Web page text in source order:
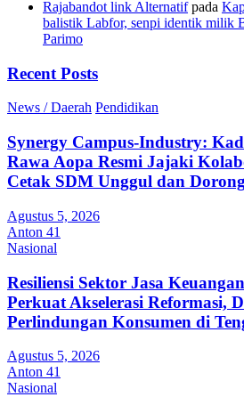
Rajabandot link Alternatifpada
balistik Labfor, senpi identik milik
Parimo
Recent Posts
News / Daerah Pendidikan
Synergy Campus-Industry:
Rawa Aopa Resmi Jajaki
Cetak SDM Unggul dan
Agustus 5, 2026
Anton 41
Nasional
Resiliensi Sektor Jasa
Perkuat Akselerasi Reformasi,
Perlindungan Konsumen di
Agustus 5, 2026
Anton 41
Nasional